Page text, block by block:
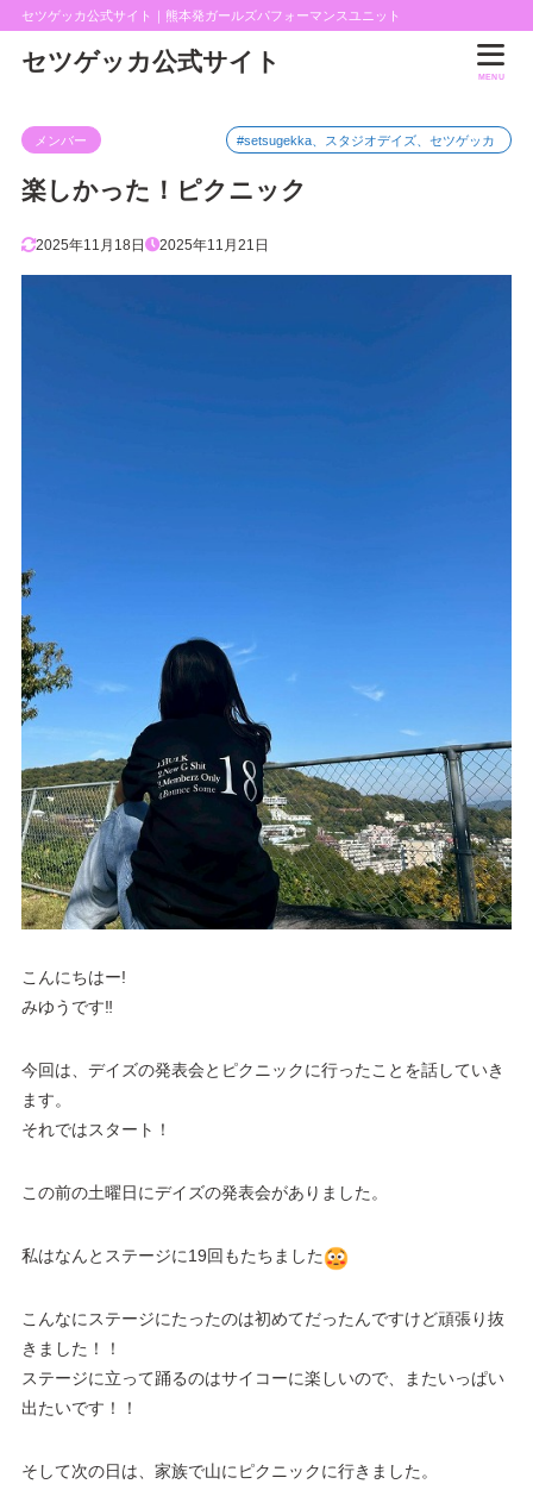
セツゲッカ公式サイト｜熊本発ガールズパフォーマンスユニット
セツゲッカ公式サイト
MENU
メンバー #setsugekka、スタジオデイズ、セツゲッカ
楽しかった！ピクニック
2025年11月18日 2025年11月21日
こんにちはー!
みゆうです‼︎
今回は、デイズの発表会とピクニックに行ったことを話していき
ます。
それではスタート！
この前の土曜日にデイズの発表会がありました。
私はなんとステージに19回もたちました
こんなにステージにたったのは初めてだったんですけど頑張り抜
きました！！
ステージに立って踊るのはサイコーに楽しいので、またいっぱい
出たいです！！
そして次の日は、家族で山にピクニックに行きました。